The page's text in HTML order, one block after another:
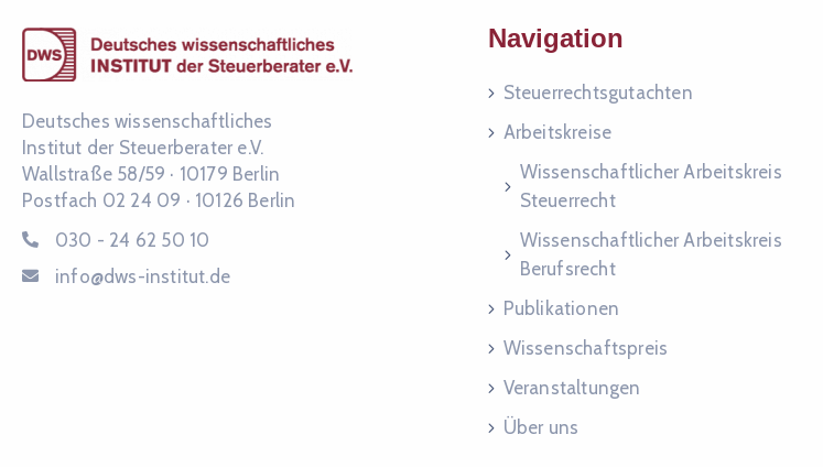
Deutsches wissenschaftliches
Institut der Steuerberater e.V.
Wallstraße 58/59 · 10179 Berlin
Postfach 02 24 09 · 10126 Berlin
030 - 24 62 50 10
info@dws-institut.de
Navigation
Steuer­rechts­gut­ach­ten
Arbeitskreise
Wissenschaftlicher Arbeitskreis
Steuerrecht
Wissenschaftlicher Arbeitskreis
Berufsrecht
Publikationen
Wissenschaftspreis
Veranstaltungen
Über uns